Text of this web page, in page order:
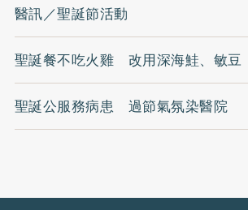
醫訊／聖誕節活動
聖誕餐不吃火雞 改用深海鮭、敏豆
聖誕公服務病患 過節氣氛染醫院